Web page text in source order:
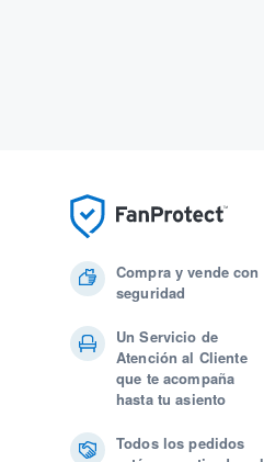
Compra y vende con
seguridad
Un Servicio de
Atención al Cliente
que te acompaña
hasta tu asiento
Todos los pedidos